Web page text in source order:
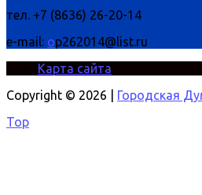
тел. +7 (8636) 26-20-14
e-mail: op262014@list.ru
Карта сайта
Copyright © 2026 |
Городская
Top